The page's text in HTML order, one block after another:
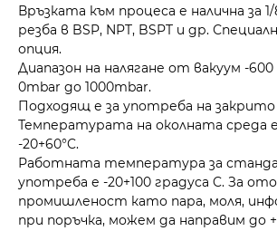
Връзката към процеса е налична за 1/
резба в BSP, NPT, BSPT и др.
опция.
Диапазон на налягане от вакуум -
0mbar до 1000mbar.
Подходящ е за употреба на закрито
Температурата на околната среда
-20+60°C.
Работната температура за
употреба е -20+100 градуса C. За
промишленост като пара, моля,
при поръчка, можем да направим до